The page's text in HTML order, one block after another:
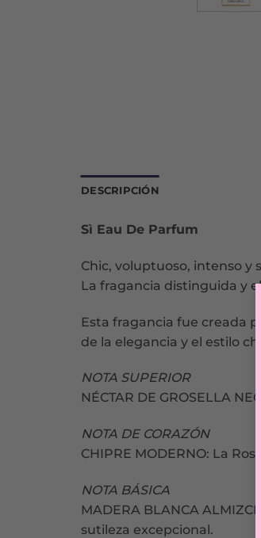
DESCRIPCIÓN
Sì Eau De Parfum
Chic, voluptuoso, intenso y
La fragancia distinguida y
Esta fragancia fue creada
de la elegancia y el estilo
NOTA SUPERIOR
NÉCTAR DE GROSELLA
NOTA DE CORAZÓN
CHIPRE MODERNO: La
NOTA BÁSICA
MADERA BLANCA
sutileza excepcional.